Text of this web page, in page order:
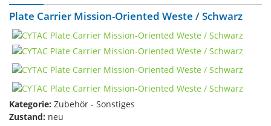
Plate Carrier Mission-Oriented Weste / Schwarz
Kategorie: Zubehör - Sonstiges
Zustand: neu